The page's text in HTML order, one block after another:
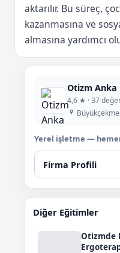
aktarılır. Bu süreç,
kazanmasına ve
almasına yardımcı
Otizm Anka
4,6 ★ · 37
Yerel işletme —
Firma Profili
Diğer Eğitimler
Otizmde